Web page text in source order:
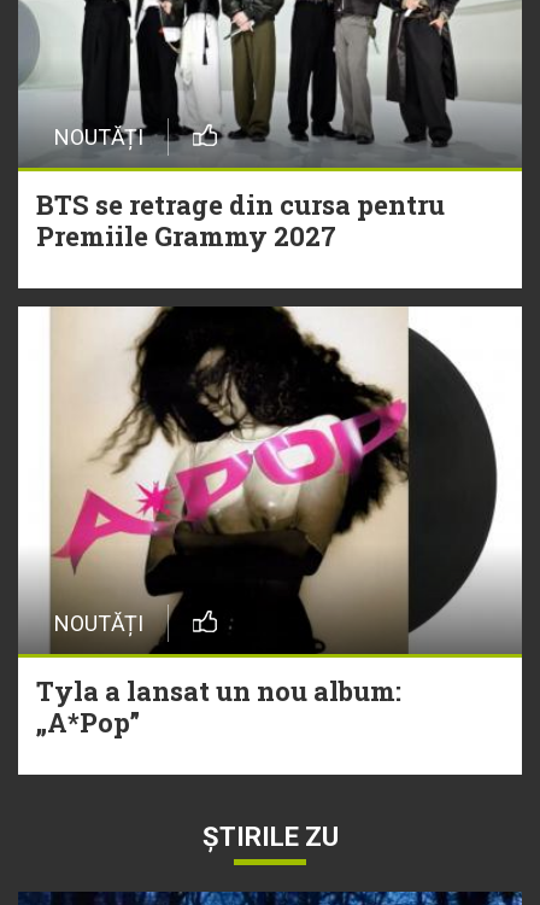
NOUTĂȚI
BTS se retrage din cursa pentru
Premiile Grammy 2027
NOUTĂȚI
Tyla a lansat un nou album:
„A*Pop”
ȘTIRILE ZU